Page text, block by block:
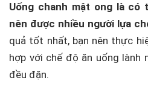
Uống chanh mật ong là có
nên được nhiều người lựa
quả tốt nhất, bạn nên thực
hợp với chế độ ăn uống lành
đều đặn.